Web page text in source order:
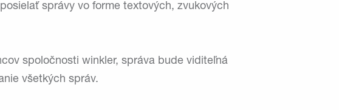
správy vo forme textových, zvukových
spoločnosti winkler, správa bude viditeľná
všetkých správ.